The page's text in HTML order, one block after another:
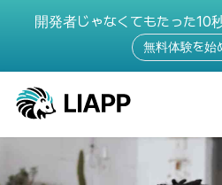
開発者じゃなくてもたった10
無料体験を始